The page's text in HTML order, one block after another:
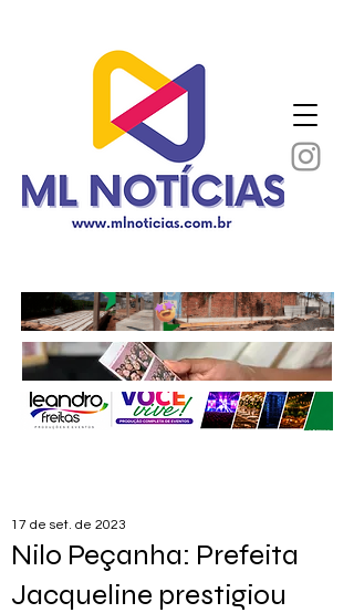
Nilo Peçanha: Prefeita
Jacqueline prestigiou
17 de set. de 2023